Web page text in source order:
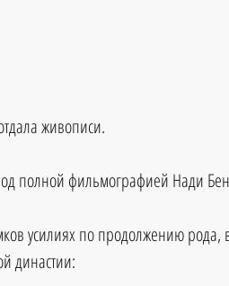
живописи.
полной фильмографией Нади
усилиях по продолжению рода,
династии: